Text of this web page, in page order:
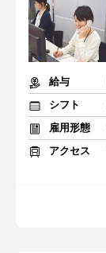
給与
シフト
雇用形態
アクセス